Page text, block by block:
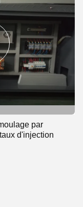
par
d'injection